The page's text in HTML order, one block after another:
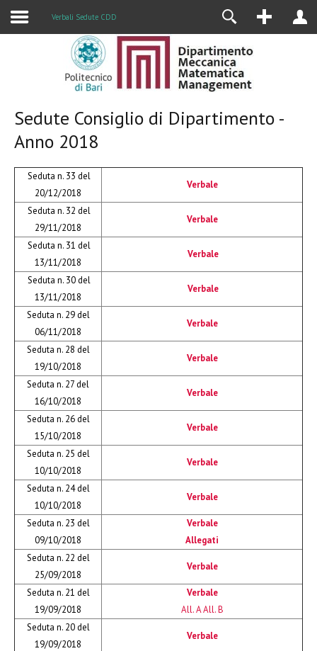
Verbali Sedute CDD
Sedute Consiglio di Dipartimento -
Anno 2018
Seduta n. 33 del
20/12/2018
Verbale
Seduta n. 32 del
29/11/2018
Verbale
Seduta n. 31 del
13/11/2018
Verbale
Seduta n. 30 del
13/11/2018
Verbale
Seduta n. 29 del
06/11/2018
Verbale
Seduta n. 28 del
19/10/2018
Verbale
Seduta n. 27 del
16/10/2018
Verbale
Seduta n. 26 del
15/10/2018
Verbale
Seduta n. 25 del
10/10/2018
Verbale
Seduta n. 24 del
10/10/2018
Verbale
Seduta n. 23 del
09/10/2018
Verbale
Allegati
Seduta n. 22 del
25/09/2018
Verbale
Seduta n. 21 del
19/09/2018
Verbale
All. A All. B
Seduta n. 20 del
19/09/2018
Verbale